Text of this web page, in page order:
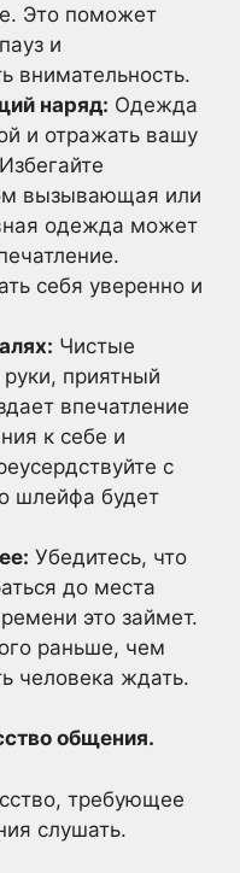
Это поможет
и
внимательность.
наряд: Одежда
и отражать вашу
вызывающая или
одежда может
себя уверенно и
Чистые
приятный
впечатление
к себе и
с
шлейфа будет
Убедитесь, что
до места
это займет.
раньше, чем
человека ждать.
общения.
требующее
слушать.